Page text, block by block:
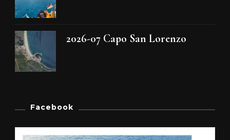
2026-07 Capo San Lorenzo
Facebook